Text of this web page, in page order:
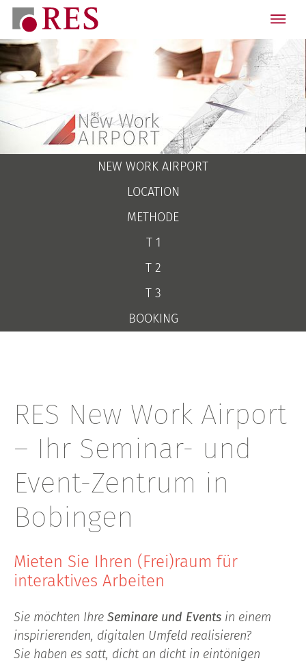
NEW WORK AIRPORT
LOCATION
METHODE
T 1
T 2
T 3
BOOKING
RES New Work Airport
– Ihr Seminar- und
Event-Zentrum in
Bobingen
Mieten Sie Ihren (Frei)raum für
interaktives Arbeiten
Sie möchten Ihre Seminare und Events in einem
inspirierenden, digitalen Umfeld realisieren?
Sie haben es satt, dicht an dicht in eintönigen